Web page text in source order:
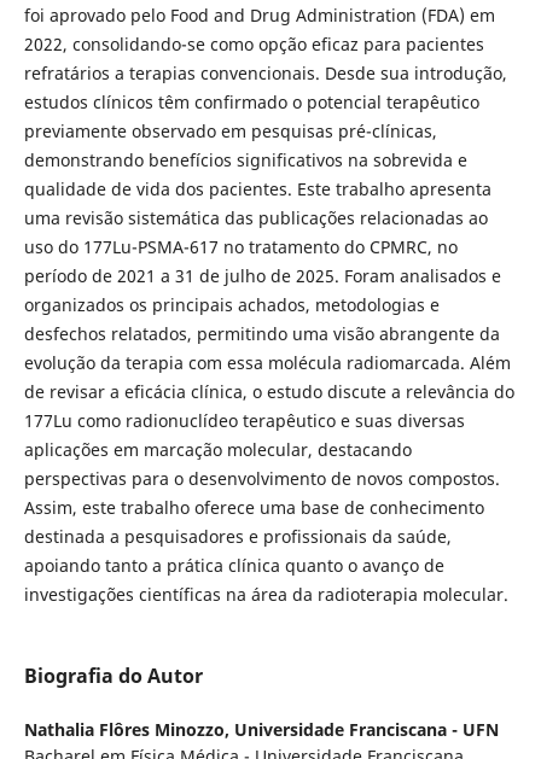
foi aprovado pelo Food and Drug Administration (FDA) em
2022, consolidando-se como opção eficaz para pacientes
refratários a terapias convencionais. Desde sua introdução,
estudos clínicos têm confirmado o potencial terapêutico
previamente observado em pesquisas pré-clínicas,
demonstrando benefícios significativos na sobrevida e
qualidade de vida dos pacientes. Este trabalho apresenta
uma revisão sistemática das publicações relacionadas ao
uso do 177Lu-PSMA-617 no tratamento do CPMRC, no
período de 2021 a 31 de julho de 2025. Foram analisados e
organizados os principais achados, metodologias e
desfechos relatados, permitindo uma visão abrangente da
evolução da terapia com essa molécula radiomarcada. Além
de revisar a eficácia clínica, o estudo discute a relevância do
177Lu como radionuclídeo terapêutico e suas diversas
aplicações em marcação molecular, destacando
perspectivas para o desenvolvimento de novos compostos.
Assim, este trabalho oferece uma base de conhecimento
destinada a pesquisadores e profissionais da saúde,
apoiando tanto a prática clínica quanto o avanço de
investigações científicas na área da radioterapia molecular.
Biografia do Autor
Nathalia Flôres Minozzo, Universidade Franciscana - UFN